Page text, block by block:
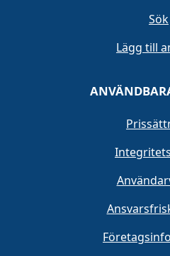
Sök
Lägg till